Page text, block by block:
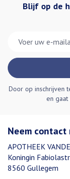
Blijf op de
Door op inschrijven
en gaat
Neem contact
APOTHEEK
Koningin
8560 Gullegem